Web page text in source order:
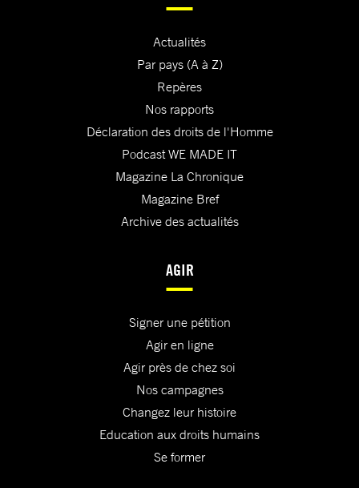
Actualités
Par pays (A à Z)
Repères
Nos rapports
Déclaration des droits de l'Homme
Podcast WE MADE IT
Magazine La Chronique
Magazine Bref
Archive des actualités
AGIR
Signer une pétition
Agir en ligne
Agir près de chez soi
Nos campagnes
Changez leur histoire
Education aux droits humains
Se former